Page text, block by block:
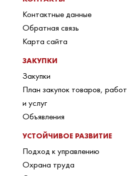
Контактные данные
Обратная связь
Карта сайта
ЗАКУПКИ
Закупки
План закупок товаров, работ
и услуг
Объявления
УСТОЙЧИВОЕ РАЗВИТИЕ
Подход к управлению
Охрана труда